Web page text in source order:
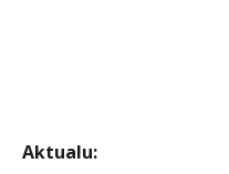
Aktualu: